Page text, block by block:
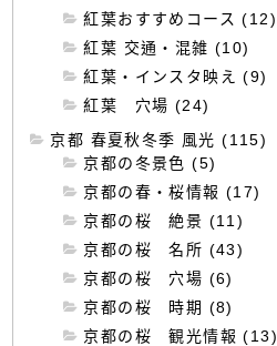
紅葉おすすめコース (12)
紅葉 交通・混雑 (10)
紅葉・インスタ映え (9)
紅葉 穴場 (24)
京都 春夏秋冬季 風光 (115)
京都の冬景色 (5)
京都の春・桜情報 (17)
京都の桜 絶景 (11)
京都の桜 名所 (43)
京都の桜 穴場 (6)
京都の桜 時期 (8)
京都の桜 観光情報 (13)